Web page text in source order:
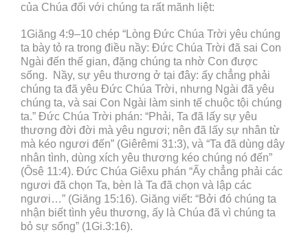
của Chúa đối với chúng ta rất mãnh liệt:
1Giăng 4:9–10 chép “Lòng Đức Chúa Trời yêu chúng
ta bày tỏ ra trong điều nầy: Đức Chúa Trời đã sai Con
Ngài đến thế gian, đặng chúng ta nhờ Con được
sống. Nầy, sự yêu thương ở tại đây: ấy chẳng phải
chúng ta đã yêu Đức Chúa Trời, nhưng Ngài đã yêu
chúng ta, và sai Con Ngài làm sinh tế chuộc tội chúng
ta.” Đức Chúa Trời phán: “Phải, Ta đã lấy sự yêu
thương đời đời mà yêu ngươi; nên đã lấy sự nhân từ
mà kéo ngươi đến” (Giêrêmi 31:3), và “Ta đã dùng dây
nhân tình, dùng xích yêu thương kéo chúng nó đến”
(Ôsê 11:4). Đức Chúa Giêxu phán “Ấy chẳng phải các
ngươi đã chọn Ta, bèn là Ta đã chọn và lập các
ngươi…” (Giăng 15:16). Giăng viết: “Bởi đó chúng ta
nhận biết tình yêu thương, ấy là Chúa đã vì chúng ta
bỏ sự sống” (1Gi.3:16).